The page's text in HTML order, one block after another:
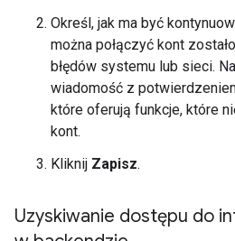
Określ, jak ma być
można połączyć kont
błędów systemu lub sieci.
wiadomość z
które oferują funkcje, które
kont.
Kliknij Zapisz.
Uzyskiwanie dostępu do